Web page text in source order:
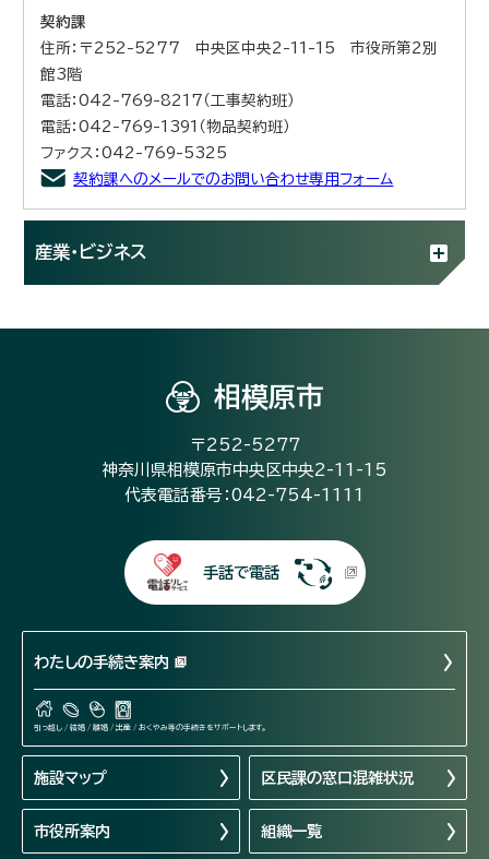
契約課
住所：〒252-5277 中央区中央2-11-15 市役所第2別
館3階
電話：042-769-8217（工事契約班）
電話：042-769-1391（物品契約班）
ファクス：042-769-5325
契約課へのメールでのお問い合わせ専用フォーム
産業・ビジネス
相模原市
〒252-5277
神奈川県相模原市中央区中央2-11-15
代表電話番号：042-754-1111
手話で電話
わたしの手続き案内
引っ越し / 結婚 / 離婚 / 出産 / おくやみ等の手続きをサポートします。
施設マップ 区民課の窓口混雑状況
市役所案内 組織一覧